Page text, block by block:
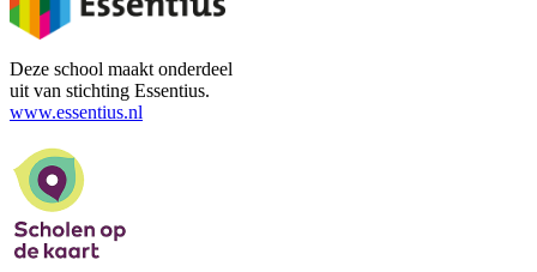
Deze school maakt onderdeel
uit van stichting Essentius.
www.essentius.nl